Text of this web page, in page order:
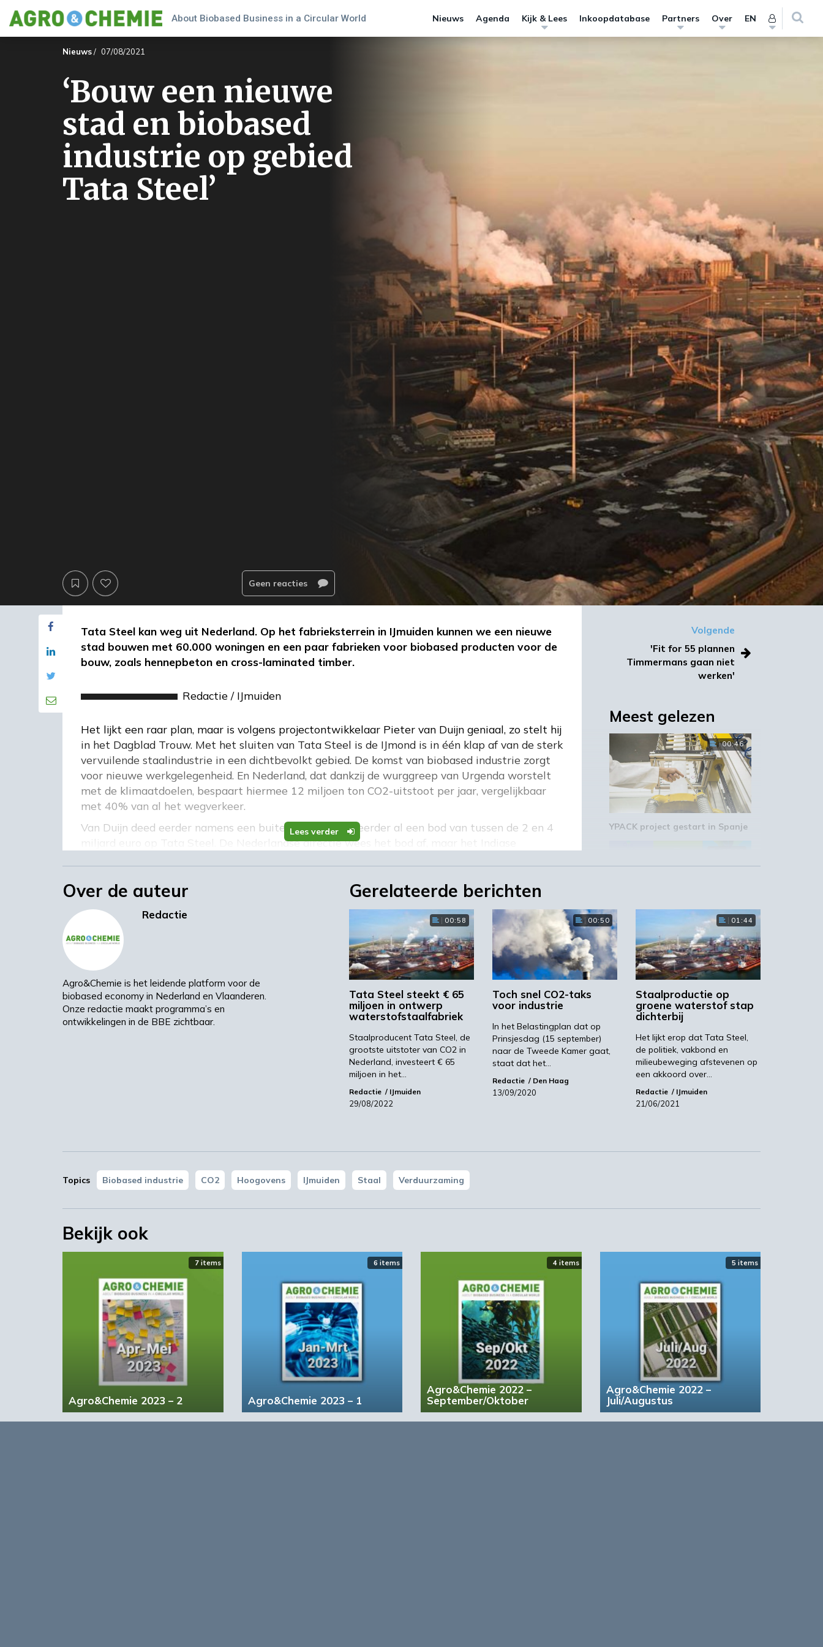
About Biobased Business in a Circular World Nieuws Agenda Kijk & Lees Inkoopdatabase Partners Over EN
Nieuws/ 07/08/2021
‘Bouw een nieuwe
stad en biobased
industrie op gebied
Tata Steel’
Geen reacties
Lees verder
Tata Steel kan weg uit Nederland. Op het fabrieksterrein in IJmuiden kunnen we een nieuwe
stad bouwen met 60.000 woningen en een paar fabrieken voor biobased producten voor de
bouw, zoals hennepbeton en cross-laminated timber.
Redactie / IJmuiden
Het lijkt een raar plan, maar is volgens projectontwikkelaar Pieter van Duijn geniaal, zo stelt hij
in het Dagblad Trouw. Met het sluiten van Tata Steel is de IJmond is in één klap af van de sterk
vervuilende staalindustrie in een dichtbevolkt gebied. De komst van biobased industrie zorgt
voor nieuwe werkgelegenheid. En Nederland, dat dankzij de wurggreep van Urgenda worstelt
met de klimaatdoelen, bespaart hiermee 12 miljoen ton CO2-uitstoot per jaar, vergelijkbaar
met 40% van al het wegverkeer.
Van Duijn deed eerder namens een buitenlandse investeerder al een bod van tussen de 2 en 4
miljard euro op Tata Steel. De Nederlandse directie wees het bod af, maar het Indiase
plannen te gedurfd. Van Duijn richt zijn hoop nu op het Kamerdebat van 9 september 2021
Beeld: MyStockVideo/Shutterstock
Volgende
'Fit for 55 plannen
Timmermans gaan niet
werken'
Meest gelezen
00:46
YPACK project gestart in Spanje
‘Grote groeikansen Europese
markt voor biobased producten’
02:19
STRONGBIONET verbindt
Europese newerken bio-
Over de auteur
Redactie
Agro&Chemie is het leidende platform voor de
biobased economy in Nederland en Vlaanderen.
Onze redactie maakt programma’s en
ontwikkelingen in de BBE zichtbaar.
Gerelateerde berichten
00:58
Tata Steel steekt € 65
miljoen in ontwerp
waterstofstaalfabriek
Staalproducent Tata Steel, de
grootste uitstoter van CO2 in
Nederland, investeert € 65
miljoen in het…
Redactie IJmuiden
29/08/2022
00:50
Toch snel CO2-taks
voor industrie
In het Belastingplan dat op
Prinsjesdag (15 september)
naar de Tweede Kamer gaat,
staat dat het…
Redactie Den Haag
13/09/2020
01:44
Staalproductie op
groene waterstof stap
dichterbij
Het lijkt erop dat Tata Steel,
de politiek, vakbond en
milieubeweging afstevenen op
een akkoord over…
Redactie IJmuiden
21/06/2021
Topics Biobased industrie CO2 Hoogovens IJmuiden Staal Verduurzaming
Bekijk ook
7 items
Agro&Chemie 2023 – 2
6 items
Agro&Chemie 2023 – 1
4 items
Agro&Chemie 2022 –
September/Oktober
5 items
Agro&Chemie 2022 –
Juli/Augustus